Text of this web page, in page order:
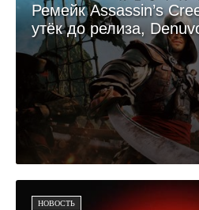
Ремейк Assassin’s
утёк до релиза,
НОВОСТЬ